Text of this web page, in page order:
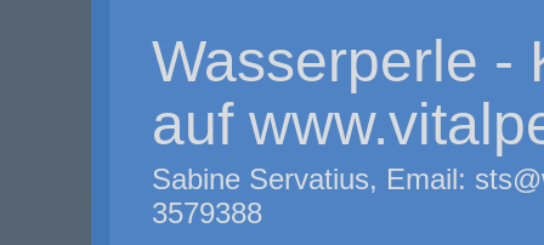
Wasserperle -
auf
Sabine Servatius, Email:
3579388